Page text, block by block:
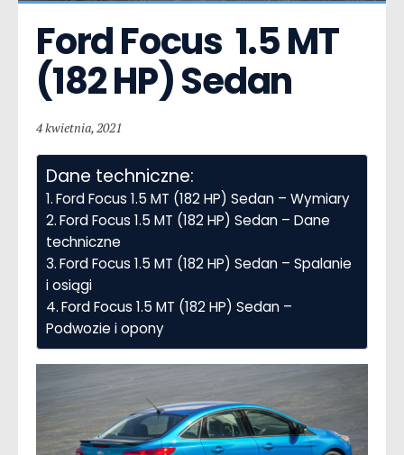
Ford Focus  1.5 MT
(182 HP) Sedan
4 kwietnia, 2021
Dane techniczne:
Ford Focus 1.5 MT (182 HP) Sedan – Wymiary
Ford Focus 1.5 MT (182 HP) Sedan – Dane
techniczne
Ford Focus 1.5 MT (182 HP) Sedan – Spalanie
i osiągi
Ford Focus 1.5 MT (182 HP) Sedan –
Podwozie i opony